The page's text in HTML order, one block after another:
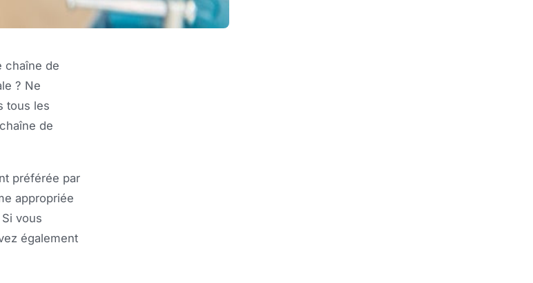
chaîne de
? Ne
tous les
de
préférée par
appropriée
vous
également